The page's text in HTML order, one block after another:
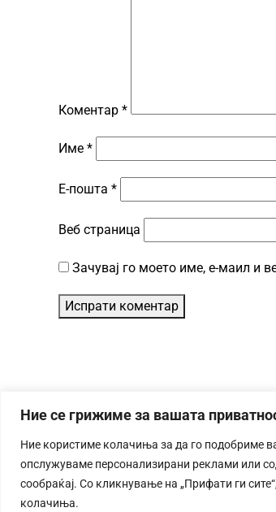
Ние се грижиме за вашата
Ние користиме колачиња за да го подобриме
опслужуваме персонализирани реклами или
сообраќај. Со кликнување на „Прифати ги
колачиња.
Коментар *
Име *
Е-пошта *
Веб страница
Зачувај го моето име, е-маил и